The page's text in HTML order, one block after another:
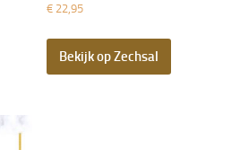
€ 22,95
Bekijk op Zechsal